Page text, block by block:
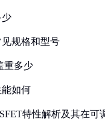
少
规格和型号
重多少
如何
特性解析及其在可